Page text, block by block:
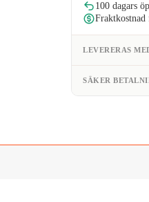
100 dagars
LEVERERAS
SÄKER